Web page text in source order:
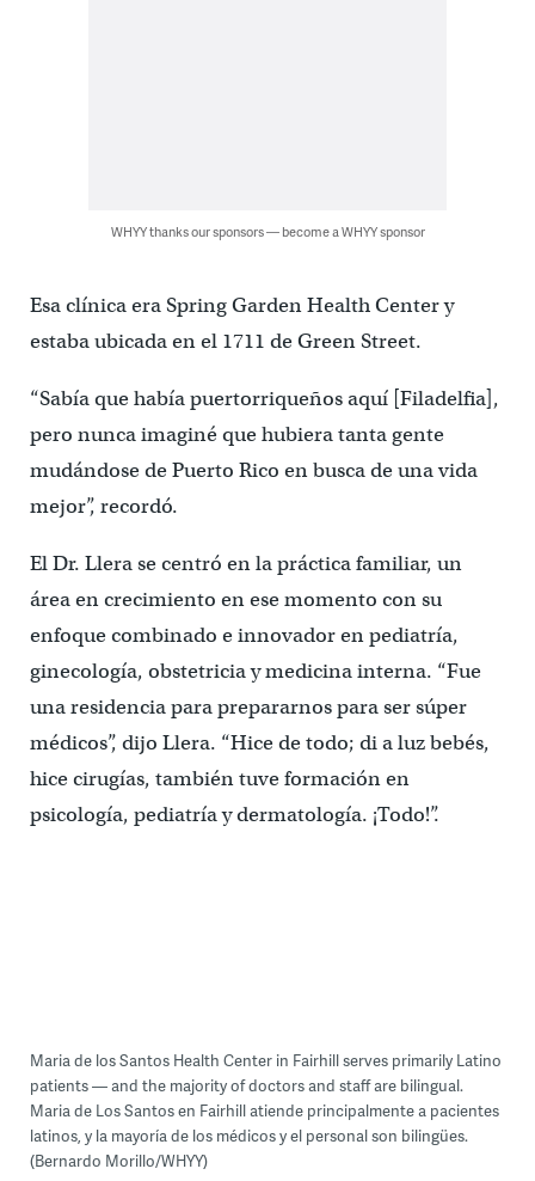
WHYY thanks our sponsors — become a WHYY sponsor
Esa clínica era Spring Garden Health Center y
estaba ubicada en el 1711 de Green Street.
“Sabía que había puertorriqueños aquí [Filadelfia],
pero nunca imaginé que hubiera tanta gente
mudándose de Puerto Rico en busca de una vida
mejor”, recordó.
El Dr. Llera se centró en la práctica familiar, un
área en crecimiento en ese momento con su
enfoque combinado e innovador en pediatría,
ginecología, obstetricia y medicina interna. “Fue
una residencia para prepararnos para ser súper
médicos”, dijo Llera. “Hice de todo; di a luz bebés,
hice cirugías, también tuve formación en
psicología, pediatría y dermatología. ¡Todo!”.
Maria de los Santos Health Center in Fairhill serves primarily Latino
patients — and the majority of doctors and staff are bilingual.
Maria de Los Santos en Fairhill atiende principalmente a pacientes
latinos, y la mayoría de los médicos y el personal son bilingües.
(Bernardo Morillo/WHYY)